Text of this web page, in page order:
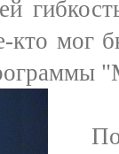
кто мог